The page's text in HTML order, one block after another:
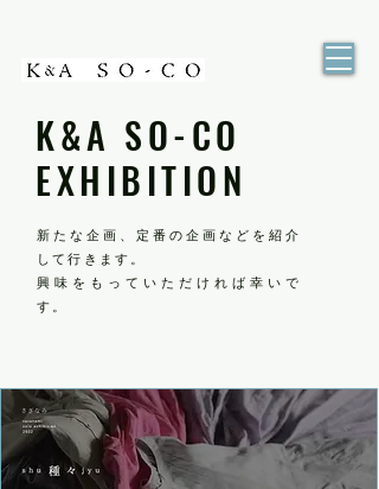
K&A SO-CO
EXHIBITION
新たな企画、定番の企画などを紹介
して行きます。
興味をもっていただければ幸いで
す。